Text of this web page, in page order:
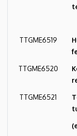
TTGME6519
TTGME6520
TTGME6521